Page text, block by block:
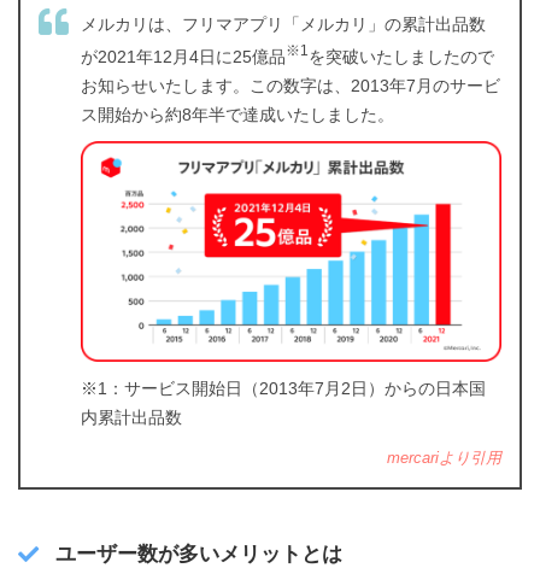
メルカリは、フリマアプリ「メルカリ」の累計出品数
が2021年12月4日に25億品※1を突破いたしましたので
お知らせいたします。この数字は、2013年7月のサービ
ス開始から約8年半で達成いたしました。
※1：サービス開始日（2013年7月2日）からの日本国
内累計出品数
mercariより引用
ユーザー数が多いメリットとは